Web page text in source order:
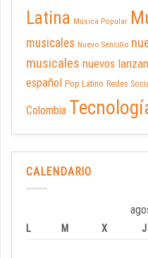
Latina Música Popular
musicales Nuevo Sencillo
musicales nuevos
español Pop Latino Redes
Colombia
CALENDARIO
L M X J